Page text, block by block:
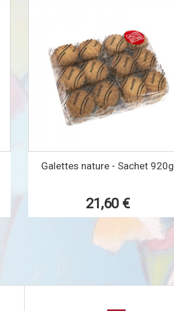
Galettes nature - Sachet 920g
21,60 €